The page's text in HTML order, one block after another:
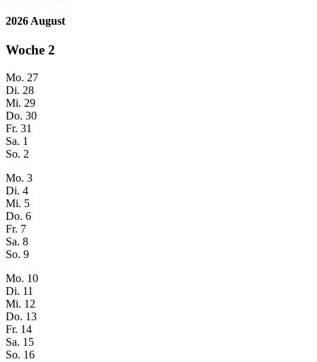
2026 August
Woche 2
Mo. 27
Di. 28
Mi. 29
Do. 30
Fr. 31
Sa. 1
So. 2
Mo. 3
Di. 4
Mi. 5
Do. 6
Fr. 7
Sa. 8
So. 9
Mo. 10
Di. 11
Mi. 12
Do. 13
Fr. 14
Sa. 15
So. 16